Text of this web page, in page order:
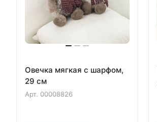
Овечка мягкая с шарфом,
29 см
Арт. 00008826